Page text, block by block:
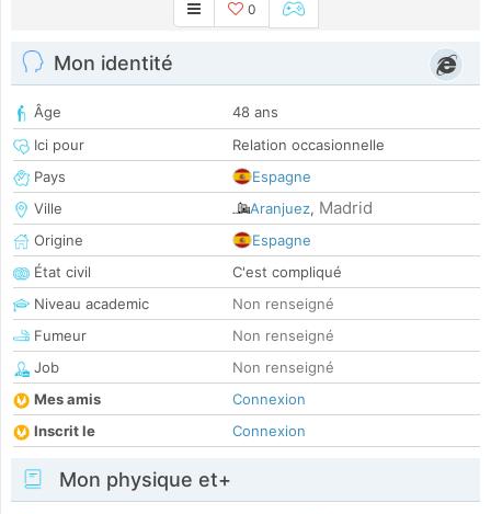
0
Mon identité
Âge
48 ans
Ici pour
Relation occasionnelle
Pays
Espagne
Ville
Aranjuez, Madrid
Origine
Espagne
État civil
C'est compliqué
Niveau academic
Non renseigné
Fumeur
Non renseigné
Job
Non renseigné
Mes amis
Connexion
Inscrit le
Connexion
Mon physique et+